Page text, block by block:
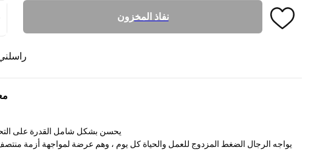
نفاذ المخزون
يحسن بشكل شامل القدرة على
يواجه الرجال الضغط المزدوج للعمل والحياة كل يوم ، وهم عرضة لمواجهة أزمة